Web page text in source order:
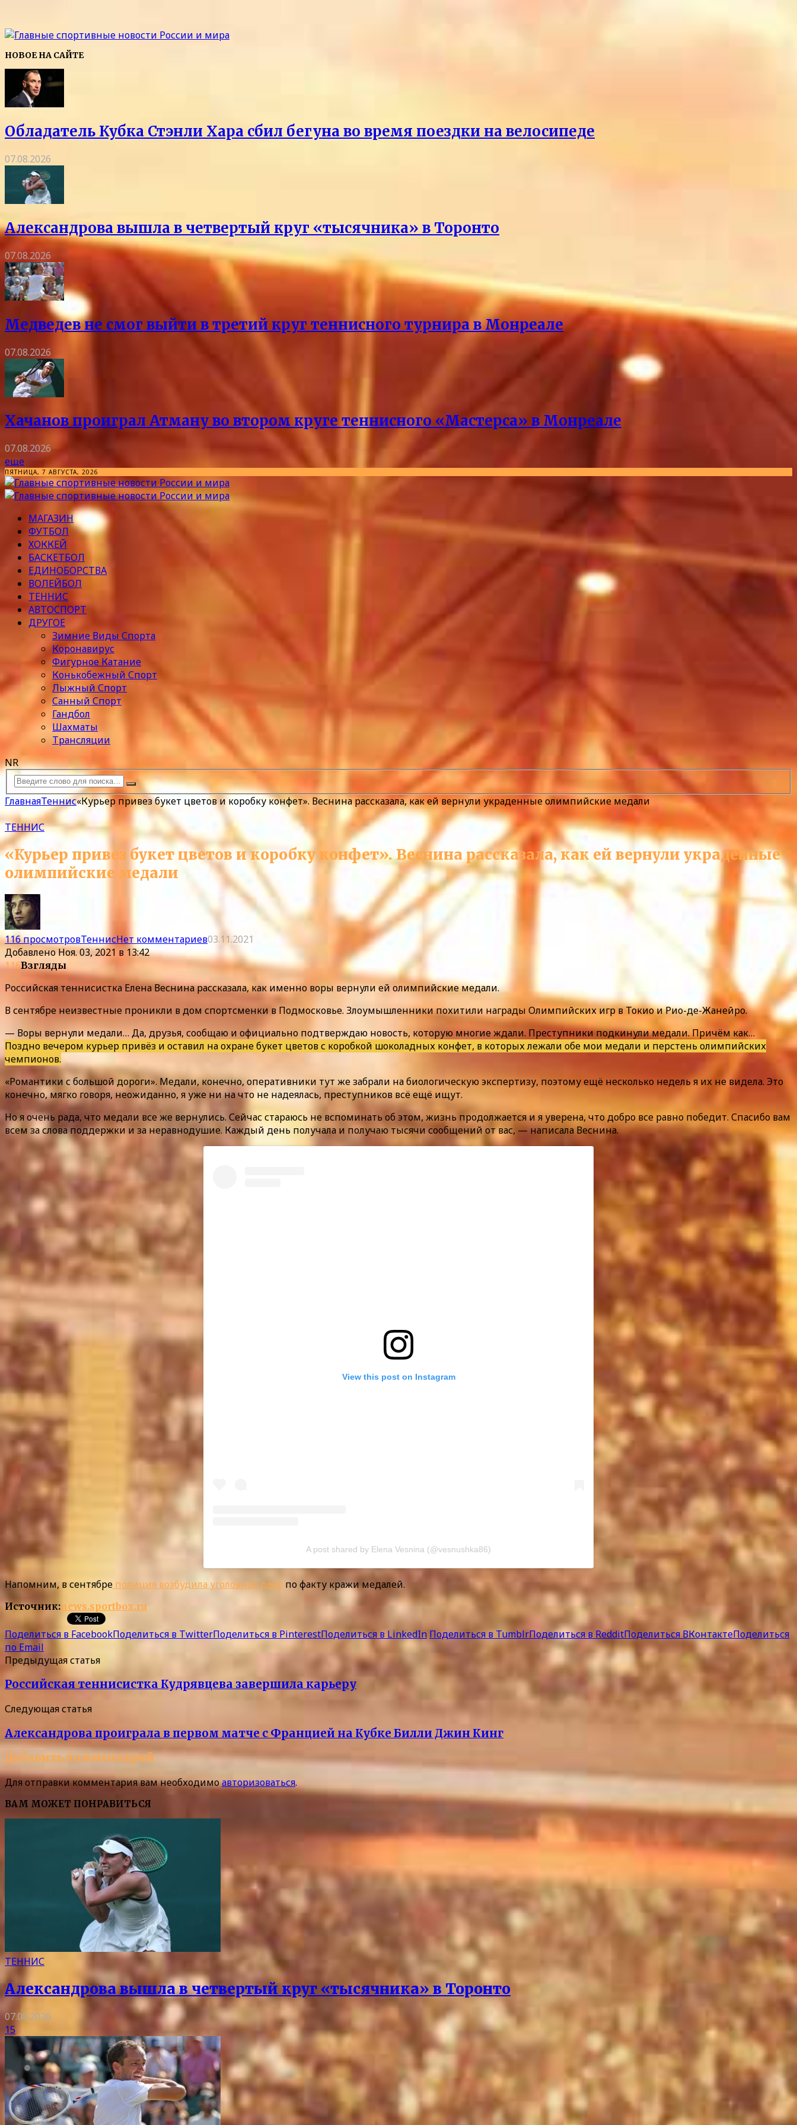
НОВОЕ НА САЙТЕ
Обладатель Кубка Стэнли Хара сбил бегуна во время поездки на велосипеде
07.08.2026
Александрова вышла в четвертый круг «тысячника» в Торонто
07.08.2026
Медведев не смог выйти в третий круг теннисного турнира в Монреале
07.08.2026
Хачанов проиграл Атману во втором круге теннисного «Мастерса» в Монреале
07.08.2026
еще
ПЯТНИЦА, 7 АВГУСТА, 2026
МАГАЗИН
ФУТБОЛ
ХОККЕЙ
БАСКЕТБОЛ
ЕДИНОБОРСТВА
ВОЛЕЙБОЛ
ТЕННИС
АВТОСПОРТ
ДРУГОЕ
Зимние Виды Спорта
Коронавирус
Фигурное Катание
Конькобежный Спорт
Лыжный Спорт
Санный Спорт
Гандбол
Шахматы
Трансляции
NR
ГлавнаяТеннис«Курьер привез букет цветов и коробку конфет». Веснина рассказала, как ей вернули украденные олимпийские медали
ТЕННИС
«Курьер привез букет цветов и коробку конфет». Веснина рассказала, как ей вернули украденные
олимпийские медали
116 просмотровТеннисНет комментариев03.11.2021
Добавлено Ноя. 03, 2021 в 13:42
116Взгляды
Российская теннисистка Елена Веснина рассказала, как именно воры вернули ей олимпийские медали.
В сентябре неизвестные проникли в дом спортсменки в Подмосковье. Злоумышленники похитили награды Олимпийских игр в Токио и Рио-де-Жанейро.
— Воры вернули медали… Да, друзья, сообщаю и официально подтверждаю новость, которую многие ждали. Преступники подкинули медали. Причём как…
Поздно вечером курьер привёз и оставил на охране букет цветов с коробкой шоколадных конфет, в которых лежали обе мои медали и перстень олимпийских
чемпионов.
«Романтики с большой дороги». Медали, конечно, оперативники тут же забрали на биологическую экспертизу, поэтому ещё несколько недель я их не видела. Это
конечно, мягко говоря, неожиданно, я уже ни на что не надеялась, преступников всё ещё ищут.
Но я очень рада, что медали все же вернулись. Сейчас стараюсь не вспоминать об этом, жизнь продолжается и я уверена, что добро все равно победит. Спасибо вам
всем за слова поддержки и за неравнодушие. Каждый день получала и получаю тысячи сообщений от вас, — написала Веснина.
View this post on Instagram
A post shared by Elena Vesnina (@vesnushka86)
Напомним, в сентябре полиция возбудила уголовное дело по факту кражи медалей.
Источник:news.sportbox.ru
Поделиться в FacebookПоделиться в TwitterПоделиться в PinterestПоделиться в LinkedIn Поделиться в TumblrПоделиться в RedditПоделиться ВКонтактеПоделиться
по Email
Предыдущая статья
Российская теннисистка Кудрявцева завершила карьеру
Следующая статья
Александрова проиграла в первом матче с Францией на Кубке Билли Джин Кинг
Добавить комментарий
Для отправки комментария вам необходимоавторизоваться.
ВАМ МОЖЕТ ПОНРАВИТЬСЯ
ТЕННИС
Александрова вышла в четвертый круг «тысячника» в Торонто
07.08.2026
15